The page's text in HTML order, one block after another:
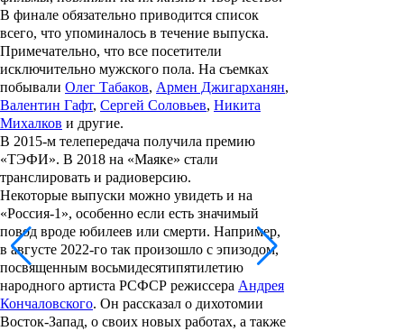
В финале обязательно приводится список
всего, что упоминалось в течение выпуска.
Примечательно, что все посетители
исключительно мужского пола. На съемках
побывали Олег Табаков, Армен Джигарханян,
Валентин Гафт, Сергей Соловьев, Никита
Михалков и другие.
В 2015-м телепередача получила премию
«ТЭФИ». В 2018 на «Маяке» стали
транслировать и радиоверсию.
Некоторые выпуски можно увидеть и на
«Россия-1», особенно если есть значимый
повод вроде юбилеев или смерти. Например,
в августе 2022-го так произошло с эпизодом,
посвященным восьмидесятипятилетию
народного артиста РСФСР режиссера Андрея
Кончаловского. Он рассказал о дихотомии
Восток-Запад, о своих новых работах, а также